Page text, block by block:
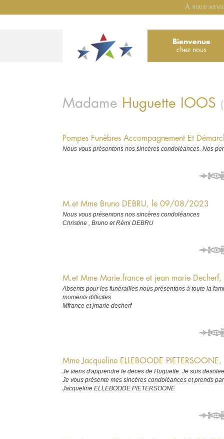
À votre
Bienvenue
chez nous
Madame Huguette IOOS
Pompes Funèbres Accompagnement Et
Nous vous présentons nos sincères condoléances. Nos
M.et Mme Bruno DEBRU, le 09/08/2023
Nous vous présentons nos sincères condoléances
Christine , Bruno et Rémi DEBRU
M.et Mme Marie.france et jean marie
Absents pour les funérailles nous présentons à toute la
moments difficiles
Mfrance et jmarie decherf
Mme Jacqueline ELLEBOODE
Je viens d'apprendre le dėcės de Huguette. Je suis
Je vous présente mes sincères condoléances et prends
Jacqueline ELLEBOODE PIETERSOONE